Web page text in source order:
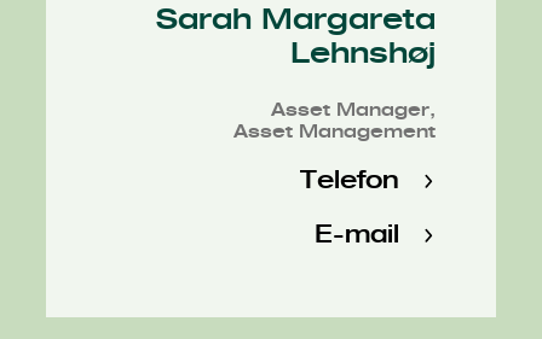
Sarah Margareta
Lehnshøj
Asset Manager,
Asset Management
Telefon
E-mail